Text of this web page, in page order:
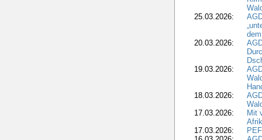
25.03.2026:
20.03.2026:
19.03.2026:
18.03.2026:
17.03.2026:
Mit
17.03.2026: